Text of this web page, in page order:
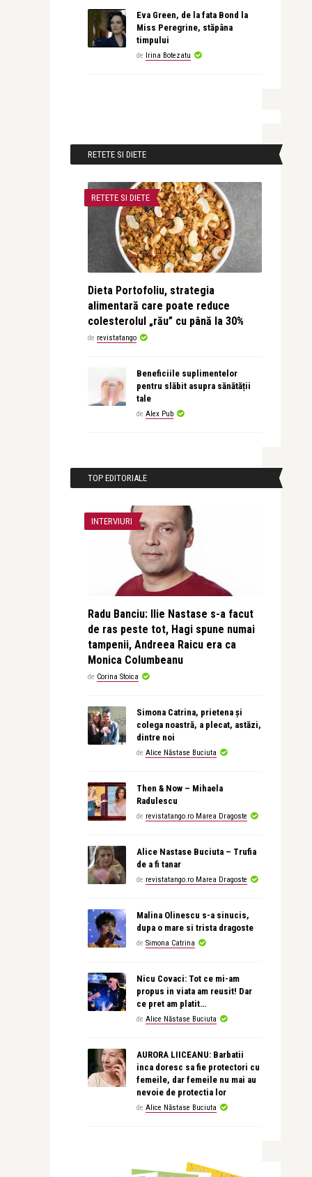
Eva Green, de la fata Bond la
Miss Peregrine, stăpâna
timpului
de Irina Botezatu
RETETE SI DIETE
RETETE SI DIETE
Dieta Portofoliu, strategia
alimentară care poate reduce
colesterolul „rău” cu până la 30%
de revistatango
Beneficiile suplimentelor
pentru slăbit asupra sănătății
tale
de Alex Pub
TOP EDITORIALE
INTERVIURI
Radu Banciu: Ilie Nastase s-a facut
de ras peste tot, Hagi spune numai
tampenii, Andreea Raicu era ca
Monica Columbeanu
de Corina Stoica
Simona Catrina, prietena și
colega noastră, a plecat, astăzi,
dintre noi
de Alice Năstase Buciuta
Then & Now – Mihaela
Radulescu
de revistatango.ro Marea Dragoste
Alice Nastase Buciuta – Trufia
de a fi tanar
de revistatango.ro Marea Dragoste
Malina Olinescu s-a sinucis,
dupa o mare si trista dragoste
de Simona Catrina
Nicu Covaci: Tot ce mi-am
propus in viata am reusit! Dar
ce pret am platit…
de Alice Năstase Buciuta
AURORA LIICEANU: Barbatii
inca doresc sa fie protectori cu
femeile, dar femeile nu mai au
nevoie de protectia lor
de Alice Năstase Buciuta